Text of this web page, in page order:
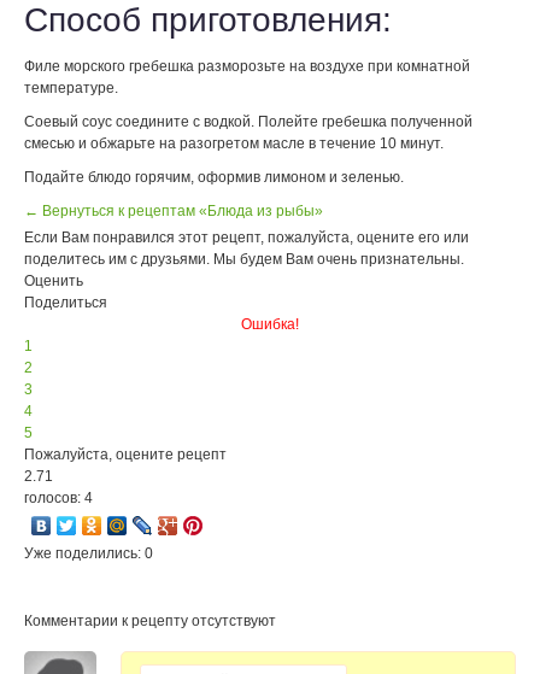
Способ приготовления:
Филе морского гребешка разморозьте на воздухе при комнатной
температуре.
Соевый соус соедините с водкой. Полейте гребешка полученной
смесью и обжарьте на разогретом масле в течение 10 минут.
Подайте блюдо горячим, оформив лимоном и зеленью.
← Вернуться к рецептам «Блюда из рыбы»
Если Вам понравился этот рецепт, пожалуйста, оцените его или
поделитесь им с друзьями. Мы будем Вам очень признательны.
Оценить
Поделиться
Ошибка!
1
2
3
4
5
Пожалуйста, оцените рецепт
2.71
голосов: 4
Уже поделились: 0
Комментарии к рецепту отсутствуют